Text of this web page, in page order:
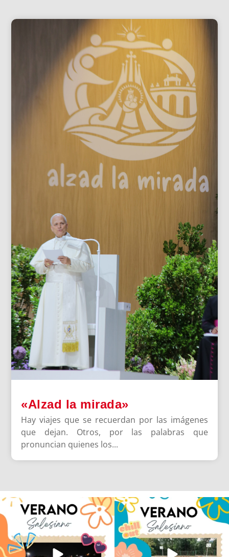
«Alzad la mirada»
Hay viajes que se recuerdan por las imágenes
que dejan. Otros, por las palabras que
pronuncian quienes los...
Volvemos con el corazón bien llenito de
ADOS...
20
Los alumnos de 6º de Primaria, 1º y 2º
de la ESO...
146 2